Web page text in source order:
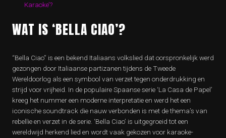
Karaoke’?
WAT IS ‘BELLA CIAO’?
“Bella Ciao” is een bekend Italiaans volkslied dat oorspronkelijk werd
gezongen door Italiaanse partizanen tijdens de Tweede
Wereldoorlog als een symbool van verzet tegen onderdrukking en
strijd voor vrijheid. In de populaire Spaanse serie ‘La Casa de Papel’
kreeg het nummer een moderne interpretatie en werd het een
iconische soundtrack die nauw verbonden is met de thema’s van
rebellie en verzet in de serie. ‘Bella Ciao’ is uitgegroeid tot een
wereldwijd herkend lied en wordt vaak gekozen voor karaoke-